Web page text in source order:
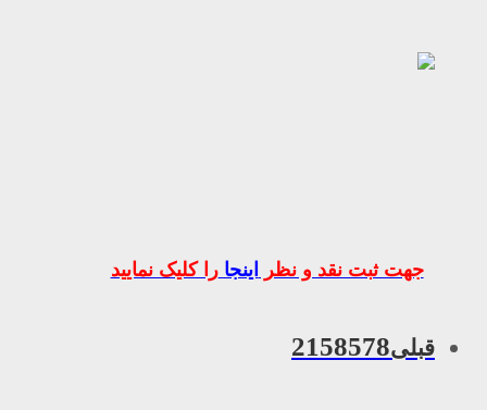
جهت ثبت نقد و نظر اینجارا کلیک نمایید
قبلی2158578